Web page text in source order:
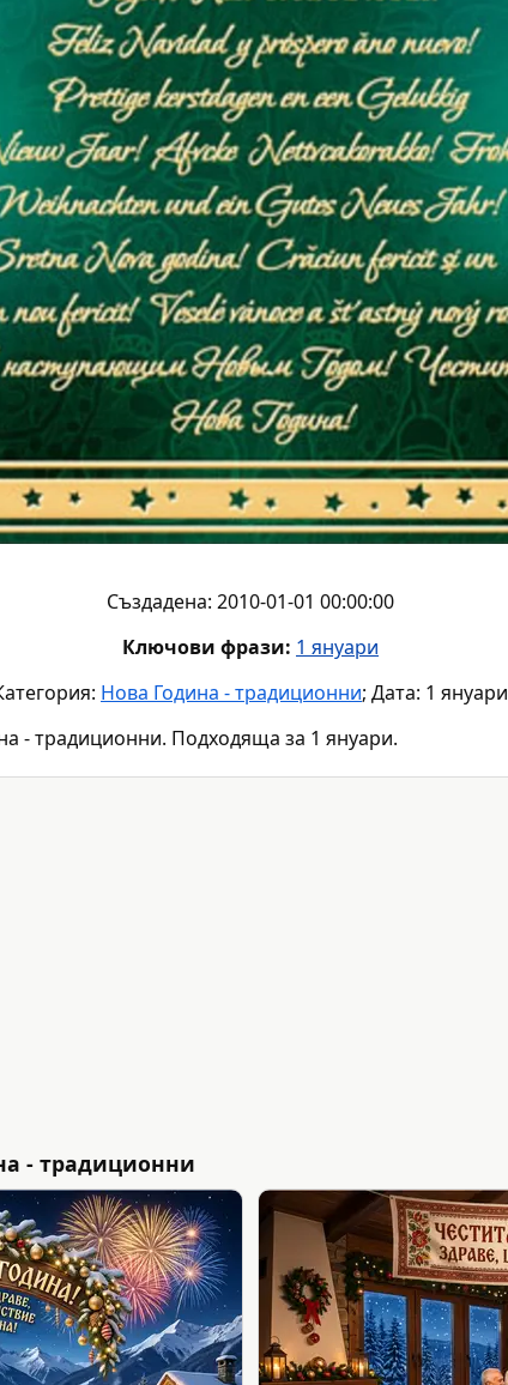
Създадена: 2010-01-01 00:00:00
Ключови фрази: 1 януари
Нова Година - традиционни; Дата: 1 януари
- традиционни. Подходяща за 1 януари.
- традиционни